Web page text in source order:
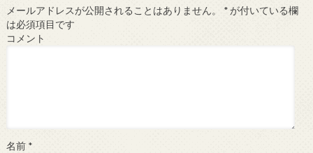
メールアドレスが公開されることはありません。 *が付いている欄
は必須項目です
コメント
名前 *